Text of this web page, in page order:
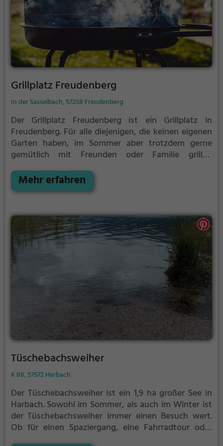
die Kirche von 1652 bis 1898 von beiden
Konfessionen genutzt wurde (Simultaneum).
Grillplatz Freudenberg
In der Sasselbach, 57258 Freudenberg
Der Grillplatz Freudenberg ist ein Grillplatz in
Freudenberg. Für alle diejenigen, die keinen eigenen
Garten haben, im Sommer aber trotzdem gerne
gemütlich mit Freunden oder Familie grillen
Gegrillt wird hier mit Holzkohle.
Mehr erfahren
Tüschebachsweiher
K 88, 57572 Harbach
Der Tüschebachsweiher ist ein 1,9 ha großer See in
Harbach. Sowohl im Sommer, als auch im Winter ist
der Tüschebachsweiher immer einen Besuch wert.
Ob für einen Spaziergang, eine Fahrradtour oder